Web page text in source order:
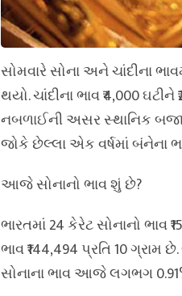
સોમવારે સોના અને ચાંદીના
થયો. ચાંદીના ભાવ ₹4,000
નબળાઈની અસર સ્થાનિક
જોકે છેલ્લા એક વર્ષમાં બંનેના
આજે સોનાનો ભાવ શું છે?
ભારતમાં 24 કેરેટ સોનાનો ભાવ
ભાવ ₹144,494 પ્રતિ 10 ગ્રામ
સોનાના ભાવ આજે લગભગ